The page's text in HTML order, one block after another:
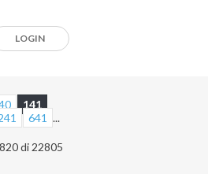
LOGIN
141
641 ...
di 22805